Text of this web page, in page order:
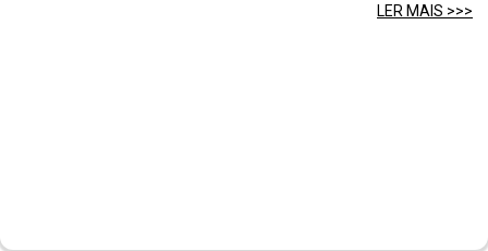
LER MAIS >>>